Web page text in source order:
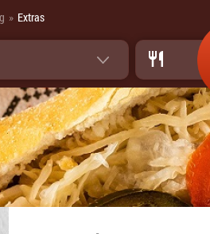
» Extras